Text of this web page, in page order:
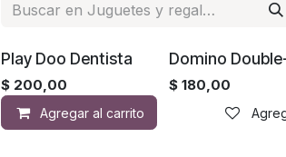
Play Doo Dentista
$ 200,00
Agregar al carrito
Domino
$180,00